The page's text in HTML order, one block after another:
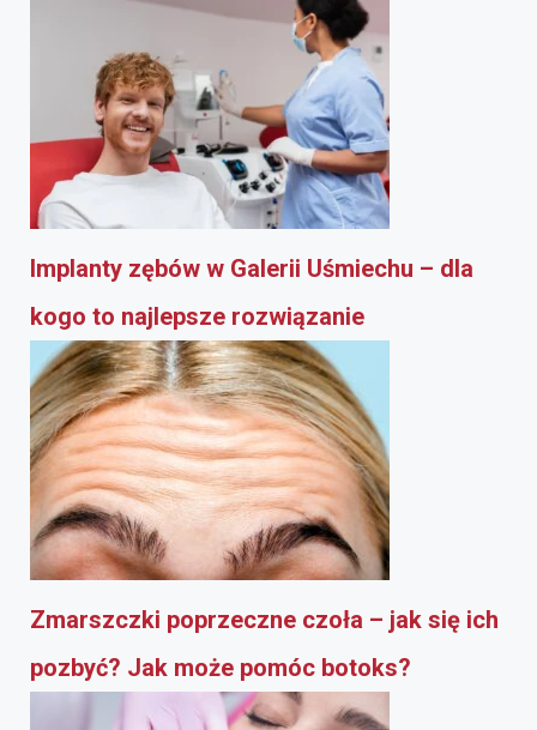
Implanty zębów w Galerii Uśmiechu – dla
kogo to najlepsze rozwiązanie
Zmarszczki poprzeczne czoła – jak się ich
pozbyć? Jak może pomóc botoks?